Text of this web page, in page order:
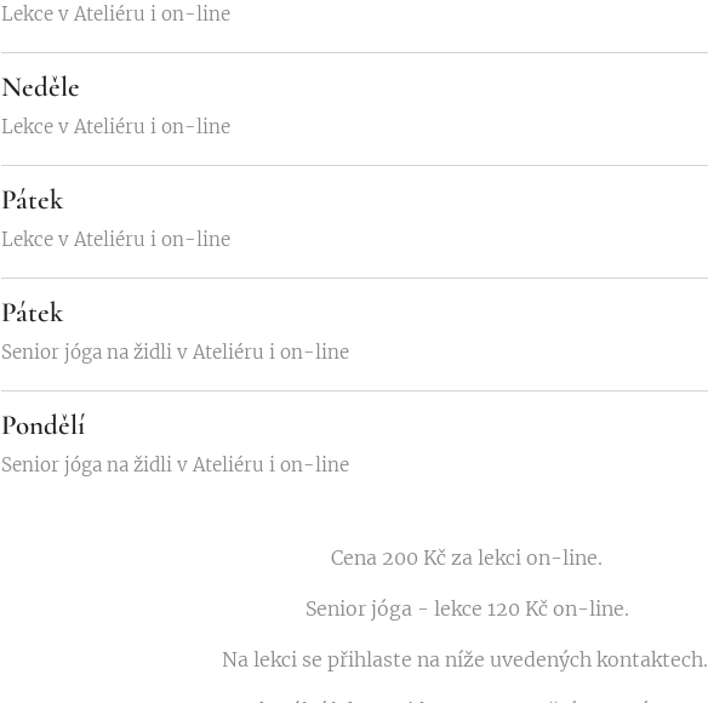
Lekce v Ateliéru i on-line
Neděle
Lekce v Ateliéru i on-line
Pátek
Lekce v Ateliéru i on-line
Pátek
Senior jóga na židli v Ateliéru i on-line
Pondělí
Senior jóga na židli v Ateliéru i on-line
Cena 200 Kč za lekci on-line.
Senior jóga - lekce 120 Kč on-line.
Na lekci se přihlaste na níže uvedených kontaktech.